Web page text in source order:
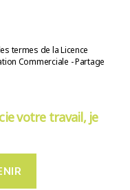
termes de la Licence
Commerciale - Partage
votre travail, je